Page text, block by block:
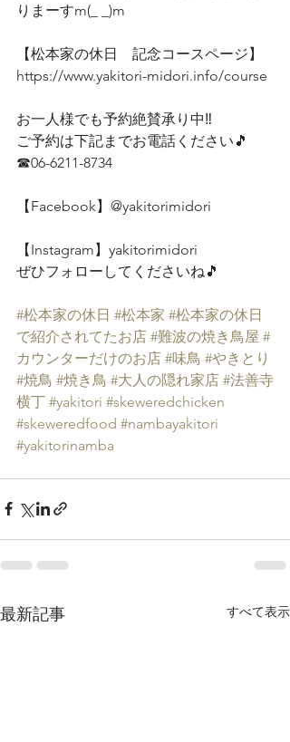
りまーすm(_ _)m
【松本家の休日　記念コースページ】
https://www.yakitori-midori.info/course
お一人様でも予約絶賛承り中‼
ご予約は下記までお電話ください🎵
☎06-6211-8734
【Facebook】@yakitorimidori
【Instagram】yakitorimidori
ぜひフォローしてくださいね🎵
#松本家の休日 #松本家 #松本家の休日
で紹介されてたお店 #難波の焼き鳥屋 #
カウンターだけのお店 #味鳥 #やきとり
#焼鳥 #焼き鳥 #大人の隠れ家店 #法善寺
横丁 #yakitori #skeweredchicken
#skeweredfood #nambayakitori
#yakitorinamba
最新記事 すべて表示